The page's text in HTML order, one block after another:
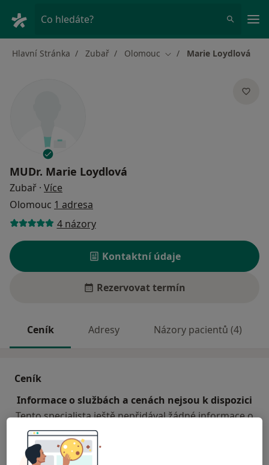
Co hledáte?
Hlavní Stránka Zubař Olomouc Změna města
Marie Loydlová
MUDr. Marie Loydlová
Zubař · Více
Olomouc 1 adresa
4 názory
Kontaktní údaje
Rezervovat termín
Ceník Adresy Názory pacientů (4)
Ceník
Informace o službách a cenách nejsou k dispozici
Tento specialista ještě nepřidával žádné informace o